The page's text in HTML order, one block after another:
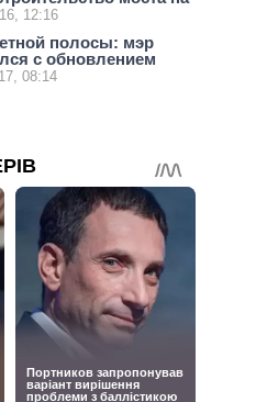
12:16
полосы: мэр
с обновлением
08:14